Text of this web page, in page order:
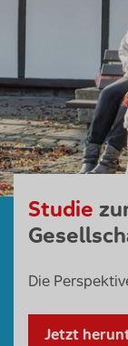
Studie
Die
Jetzt